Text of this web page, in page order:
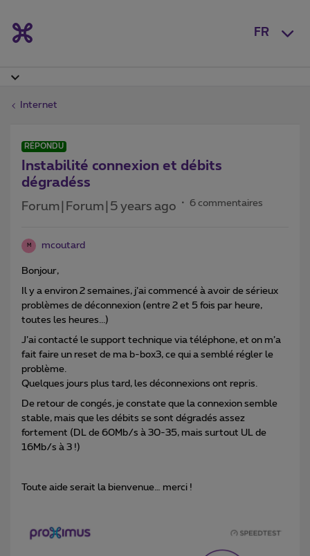
FR
Internet
RÉPONDU
Instabilité connexion et débits
dégradéss
Forum|Forum|5 years ago 6 commentaires
M mcoutard
Bonjour,
Il y a environ 2 semaines, j’ai commencé à avoir de sérieux
problèmes de déconnexion (entre 2 et 5 fois par heure,
toutes les heures...)
J’ai contacté le support technique via téléphone, et on m’a
fait faire un reset de ma b-box3, ce qui a semblé régler le
problème.
Quelques jours plus tard, les déconnexions ont repris.
De retour de congés, je constate que la connexion semble
stable, mais que les débits se sont dégradés assez
fortement (DL de 60Mb/s à 30-35, mais surtout UL de
16Mb/s à 3 !)
Toute aide serait la bienvenue… merci !